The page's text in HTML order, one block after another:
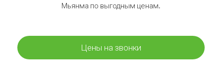
Мьянма по выгодным ценам.
Цены на звонки